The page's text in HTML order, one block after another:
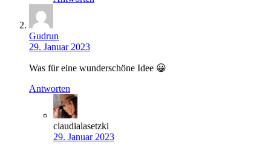
Gudrun
29. Januar 2023
Was für eine wunderschöne Idee 😀
Antworten
claudialasetzki
29. Januar 2023